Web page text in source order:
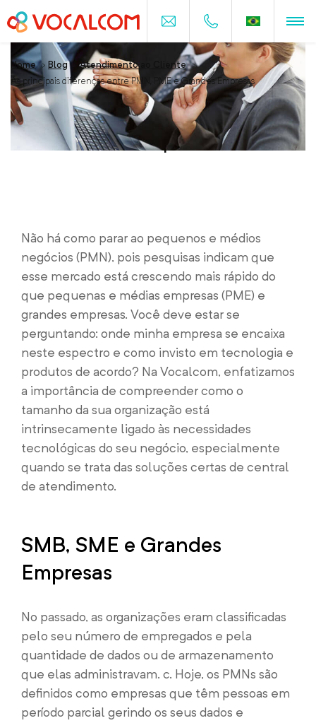
Home > Blog Atendimento ao Cliente >
As principais diferenças entre PMN, PME e Grandes Empresas
As principais diferenças entre PMN,
PME e Grandes Empresas
Não há como parar ao pequenos e médios
negócios (PMN), pois pesquisas indicam que
esse mercado está crescendo mais rápido do
que pequenas e médias empresas (PME) e
grandes empresas. Você deve estar se
perguntando: onde minha empresa se encaixa
neste espectro e como invisto em tecnologia e
produtos de acordo? Na Vocalcom, enfatizamos
a importância de compreender como o
tamanho da sua organização está
intrinsecamente ligado às necessidades
tecnológicas do seu negócio, especialmente
quando se trata das soluções certas de central
de atendimento.
SMB, SME e Grandes
Empresas
No passado, as organizações eram classificadas
pelo seu número de empregados e pela
quantidade de dados ou de armazenamento
que elas administravam. c. Hoje, os PMNs são
definidos como empresas que têm pessoas em
período parcial gerindo os seus dados e